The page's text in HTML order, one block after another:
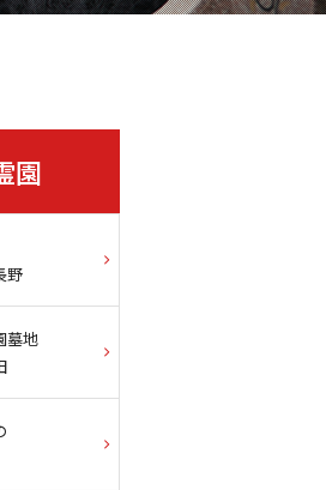
園
野
墓地